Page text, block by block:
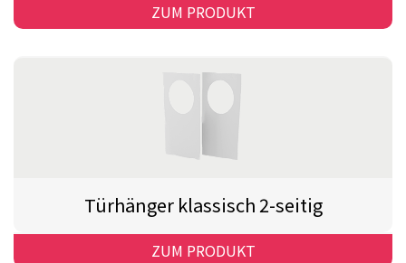
ZUM PRODUKT
Türhänger klassisch 2-seitig
ZUM PRODUKT